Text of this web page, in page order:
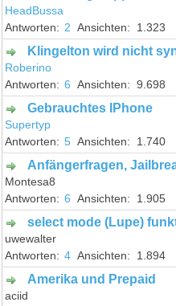
HeadBussa
2
1.323
Klingelton wird nicht
Roberino
6
9.698
Gebrauchtes IPhone
Supertyp
5
1.740
Anfängerfragen,
Montesa8
6
1.905
select mode (Lupe)
uwewalter
4
1.894
Amerika und Prepaid
aciid